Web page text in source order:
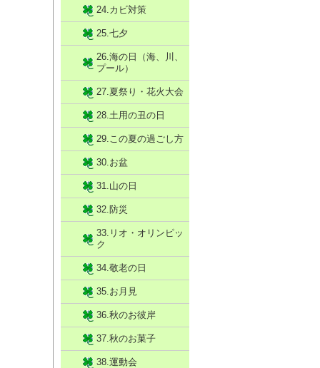
24.カビ対策
25.七夕
26.海の日（海、川、
プール）
27.夏祭り・花火大会
28.土用の丑の日
29.この夏の過ごし方
30.お盆
31.山の日
32.防災
33.リオ・オリンピッ
ク
34.敬老の日
35.お月見
36.秋のお彼岸
37.秋のお菓子
38.運動会